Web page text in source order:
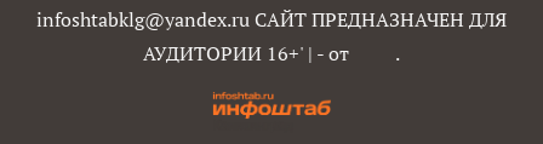
infoshtabklg@yandex.ru САЙТ ПРЕДНАЗНАЧЕН ДЛЯ
АУДИТОРИИ 16+' | - от .